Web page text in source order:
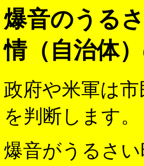
爆音のうる
情（自治体
政府や米軍は
を判断します。
爆音がうるさ